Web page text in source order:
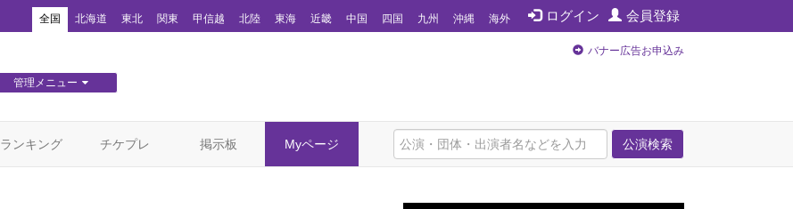
ログイン 会員登録
全国 北海道 東北 関東 甲信越 北陸 東海 近畿 中国 四国 九州 沖縄 海外
管理メニュー
バナー広告お申込み
公演検索
ランキング チケプレ 掲示板 Myページ